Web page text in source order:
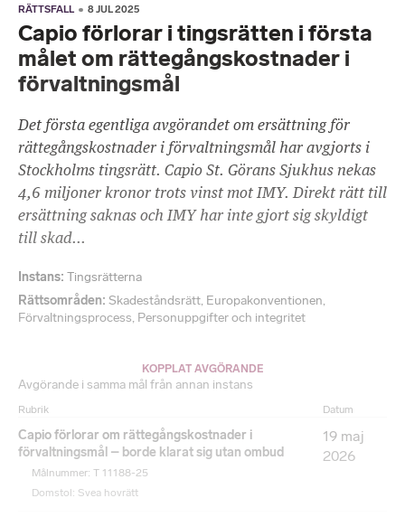
RÄTTSFALL 8 JUL 2025
Capio förlorar i tingsrätten i första
målet om rättegångskostnader i
förvaltningsmål
Det första egentliga avgörandet om ersättning för
rättegångskostnader i förvaltningsmål har avgjorts i
Stockholms tingsrätt. Capio St. Görans Sjukhus nekas
4,6 miljoner kronor trots vinst mot IMY. Direkt rätt till
ersättning saknas och IMY har inte gjort sig skyldigt
till skad...
Instans Tingsrätterna
Rättsområden Skadeståndsrätt, Europakonventionen,
Förvaltningsprocess, Personuppgifter och integritet
KOPPLAT AVGÖRANDE
Avgörande i samma mål från annan instans
Rubrik Datum
Capio förlorar om rättegångskostnader i
förvaltningsmål – borde klarat sig utan ombud
Målnummer: T 11188-25
Domstol: Svea hovrätt
19 maj
2026